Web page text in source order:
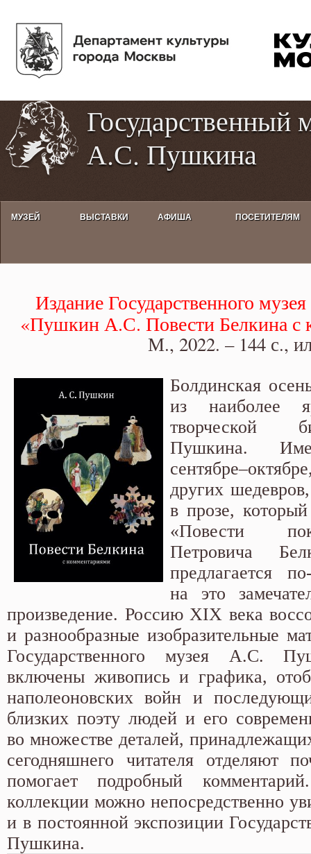
Государственный
А.С. Пушкина
МУЗЕЙ ВЫСТАВКИ АФИША ПОСЕТИТЕЛЯМ
Издание Государственного
Белкина с комментариями»
Издание Государственного
«Пушкин А.С. Повести Белкина с
М., 2022. – 144 с.,
Болдинская
из наиболее
творческой
Пушкина.
других
в прозе,
«Повести
Петровича
предлагается
на это
произведение. Россию XIX века
и разнообразные изобразительные
Государственного музея А.С.
включены живопись и графика,
наполеоновских войн и
близких поэту людей и его
во множестве деталей,
сегодняшнего читателя отделяют
помогает подробный
коллекции можно непосредственно
и в постоянной экспозиции
Пушкина.